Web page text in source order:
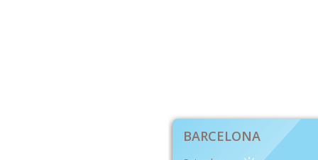
BARCELONA